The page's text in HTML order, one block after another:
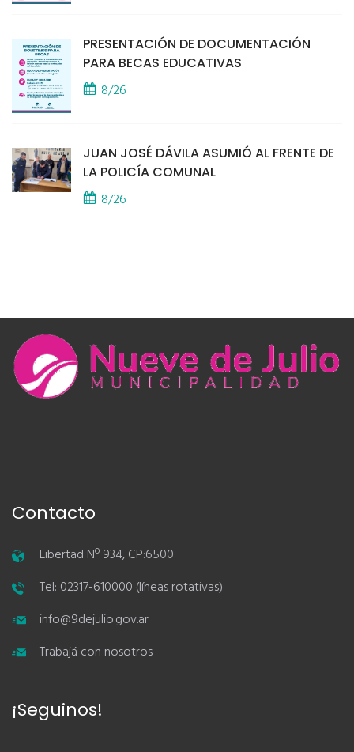
PRESENTACIÓN DE DOCUMENTACIÓN
PARA BECAS EDUCATIVAS
8/26
JUAN JOSÉ DÁVILA ASUMIÓ AL FRENTE DE
LA POLICÍA COMUNAL
8/26
Contacto
Libertad Nº 934, CP:6500
Tel: 02317-610000 (líneas rotativas)
info@9dejulio.gov.ar
Trabajá con nosotros
¡Seguinos!